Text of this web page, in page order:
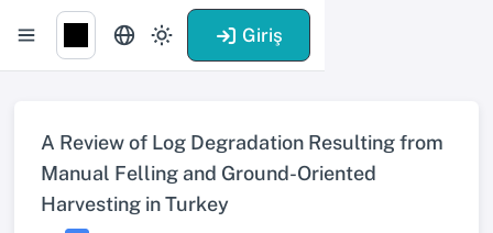
Giriş
A Review of Log Degradation Resulting from
Manual Felling and Ground-Oriented
Harvesting in Turkey